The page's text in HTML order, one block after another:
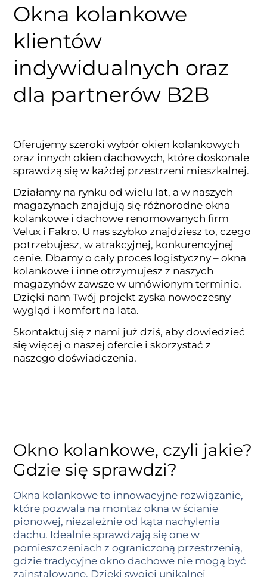
Okna kolankowe
klientów
indywidualnych oraz
dla partnerów B2B
Oferujemy szeroki wybór okien kolankowych
oraz innych okien dachowych, które doskonale
sprawdzą się w każdej przestrzeni mieszkalnej.
Działamy na rynku od wielu lat, a w naszych
magazynach znajdują się różnorodne okna
kolankowe i dachowe renomowanych firm
Velux i Fakro. U nas szybko znajdziesz to, czego
potrzebujesz, w atrakcyjnej, konkurencyjnej
cenie. Dbamy o cały proces logistyczny – okna
kolankowe i inne otrzymujesz z naszych
magazynów zawsze w umówionym terminie.
Dzięki nam Twój projekt zyska nowoczesny
wygląd i komfort na lata.
Skontaktuj się z nami już dziś, aby dowiedzieć
się więcej o naszej ofercie i skorzystać z
naszego doświadczenia.
Okno kolankowe, czyli jakie?
Gdzie się sprawdzi?
Okna kolankowe to innowacyjne rozwiązanie,
które pozwala na montaż okna w ścianie
pionowej, niezależnie od kąta nachylenia
dachu. Idealnie sprawdzają się one w
pomieszczeniach z ograniczoną przestrzenią,
gdzie tradycyjne okno dachowe nie mogą być
zainstalowane. Dzięki swojej unikalnej